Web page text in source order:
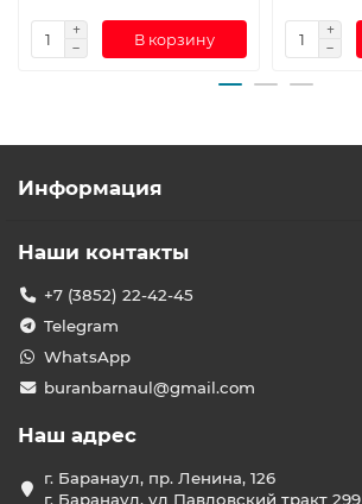
В корзину
Информация
Наши контакты
+7 (3852) 22-42-45
Telegram
WhatsApp
buranbarnaul@gmail.com
Наш адрес
г. Баранаул, пр. Ленина, 126
г. Баранаул, ул Павловский тракт 299